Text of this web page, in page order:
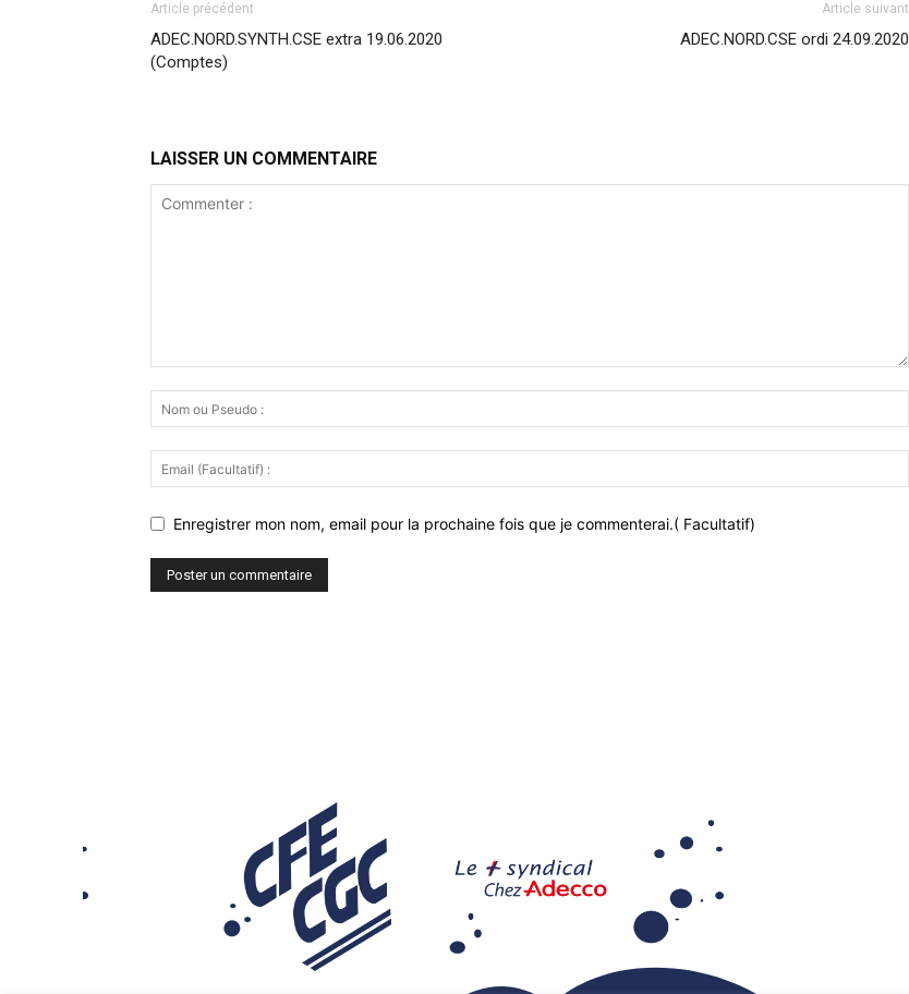
Article précédent
ADEC.NORD.SYNTH.CSE extra 19.06.2020
(Comptes)
Article suivant
ADEC.NORD.CSE ordi 24.09.2020
LAISSER UN COMMENTAIRE
Enregistrer mon nom, email pour la prochaine fois que je commenterai.( Facultatif)